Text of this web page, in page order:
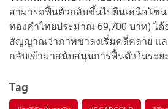
สามารถฟื้นตัวกลับขึ้นไปยืนเหนือโซน
ทองคำไทยประมาณ 69,700 บาท) ได้
สัญญาณว่าภาพขาลงเริ่มคลี่คลาย แล
กลับเข้ามาสนับสนุนการฟื้นตัวในระย
Tag